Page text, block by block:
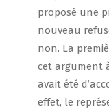
proposé une
nouveau
non. La
cet argument
avait été
effet, le